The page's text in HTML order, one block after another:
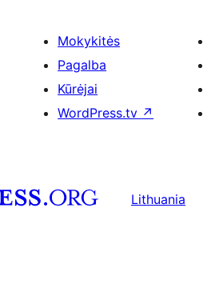
Mokykitės
Pagalba
Kūrėjai
WordPress.tv ↗
Lithuania